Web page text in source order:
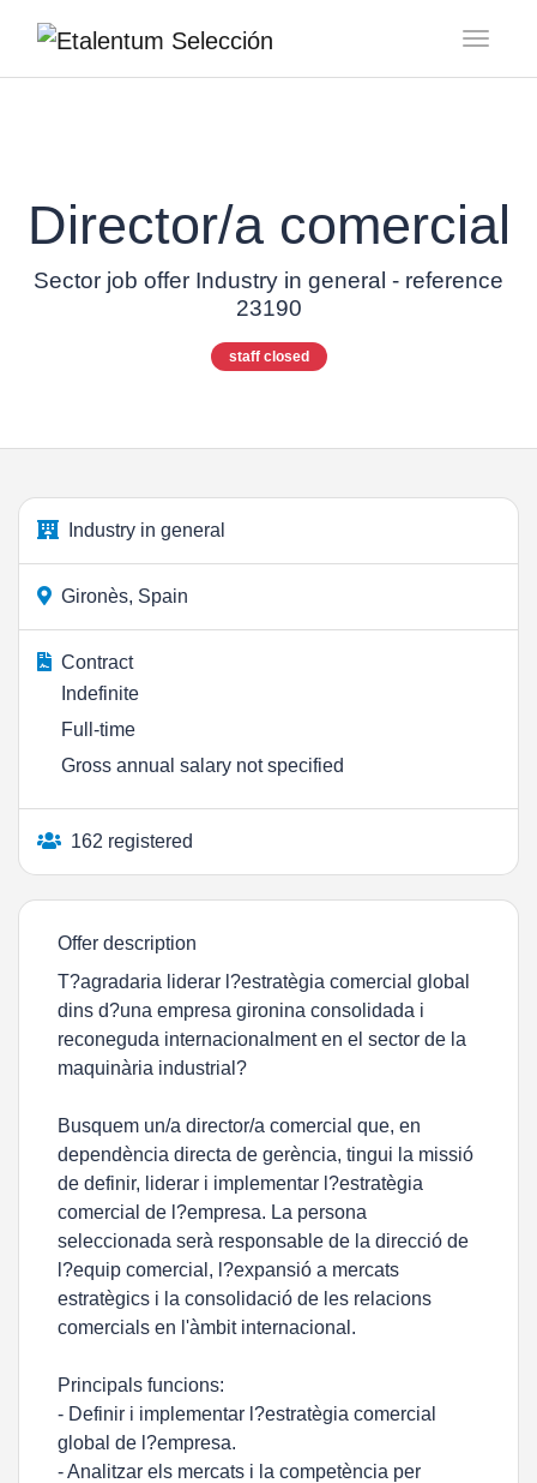
Director/a comercial
Sector job offer Industry in general - reference
23190
staff closed
Industry in general
Gironès, Spain
Contract
Indefinite
Full-time
Gross annual salary not specified
162 registered
Offer description
T?agradaria liderar l?estratègia comercial global
dins d?una empresa gironina consolidada i
reconeguda internacionalment en el sector de la
maquinària industrial?
Busquem un/a director/a comercial que, en
dependència directa de gerència, tingui la missió
de definir, liderar i implementar l?estratègia
comercial de l?empresa. La persona
seleccionada serà responsable de la direcció de
l?equip comercial, l?expansió a mercats
estratègics i la consolidació de les relacions
comercials en l'àmbit internacional.
Principals funcions:
- Definir i implementar l?estratègia comercial
global de l?empresa.
- Analitzar els mercats i la competència per